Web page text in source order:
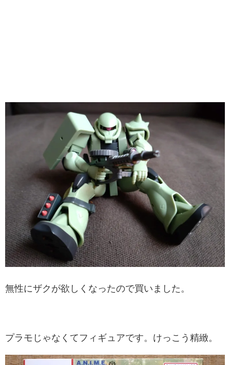
無性にザクが欲しくなったので買いました。
プラモじゃなくてフィギュアです。けっこう精緻。